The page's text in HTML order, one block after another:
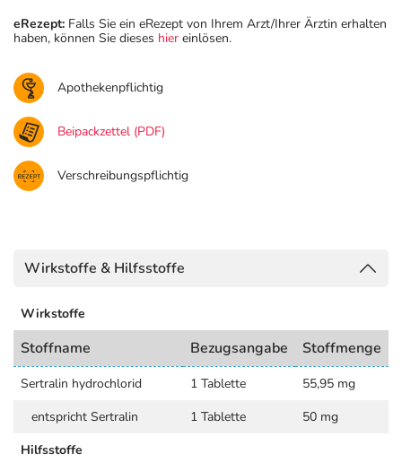
eRezept: Falls Sie ein eRezept von Ihrem Arzt/Ihrer Ärztin erhalten
haben, können Sie dieses hier einlösen.
Apothekenpflichtig
Beipackzettel (PDF)
Verschreibungspflichtig
Wirkstoffe & Hilfsstoffe
Wirkstoffe
Stoffname Bezugsangabe Stoffmenge
Sertralin hydrochlorid 1 Tablette
55,95 mg
entspricht Sertralin
1 Tablette
50 mg
Hilfsstoffe